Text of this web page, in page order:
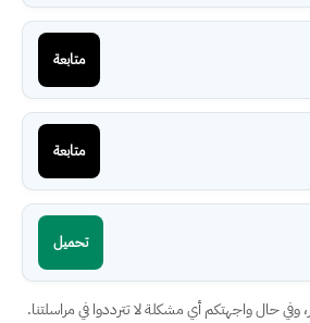
متابعة
متابعة
تحميل
حال واجهتكم أي مشكلة لا تترددوا في مراسلتنا.